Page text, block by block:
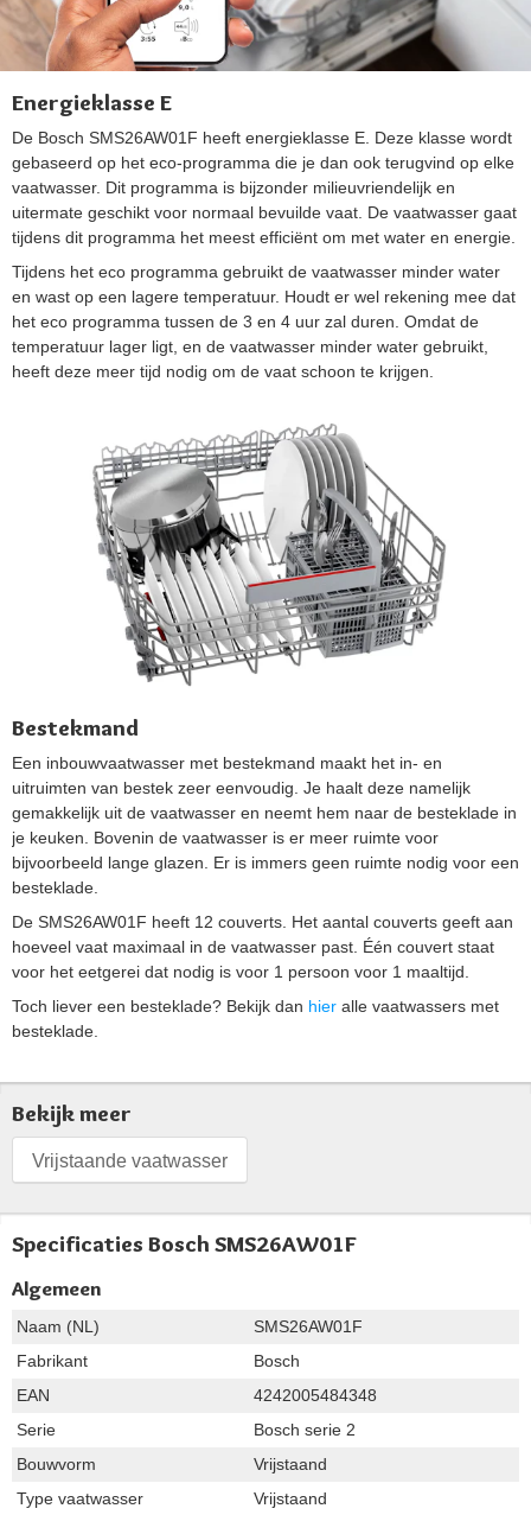
Energieklasse E
De Bosch SMS26AW01F heeft energieklasse E. Deze klasse wordt
gebaseerd op het eco-programma die je dan ook terugvind op elke
vaatwasser. Dit programma is bijzonder milieuvriendelijk en
uitermate geschikt voor normaal bevuilde vaat. De vaatwasser gaat
tijdens dit programma het meest efficiënt om met water en energie.
Tijdens het eco programma gebruikt de vaatwasser minder water
en wast op een lagere temperatuur. Houdt er wel rekening mee dat
het eco programma tussen de 3 en 4 uur zal duren. Omdat de
temperatuur lager ligt, en de vaatwasser minder water gebruikt,
heeft deze meer tijd nodig om de vaat schoon te krijgen.
Bestekmand
Een inbouwvaatwasser met bestekmand maakt het in- en
uitruimten van bestek zeer eenvoudig. Je haalt deze namelijk
gemakkelijk uit de vaatwasser en neemt hem naar de besteklade in
je keuken. Bovenin de vaatwasser is er meer ruimte voor
bijvoorbeeld lange glazen. Er is immers geen ruimte nodig voor een
besteklade.
De SMS26AW01F heeft 12 couverts. Het aantal couverts geeft aan
hoeveel vaat maximaal in de vaatwasser past. Één couvert staat
voor het eetgerei dat nodig is voor 1 persoon voor 1 maaltijd.
Toch liever een besteklade? Bekijk dan hier alle vaatwassers met
besteklade.
Bekijk meer
Vrijstaande vaatwasser
Specificaties Bosch SMS26AW01F
Algemeen
Naam (NL)
SMS26AW01F
Fabrikant
Bosch
EAN
4242005484348
Serie
Bosch serie 2
Bouwvorm
Vrijstaand
Type vaatwasser
Vrijstaand